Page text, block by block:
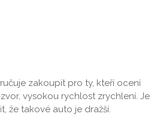
zakoupit pro ty, kteří ocení
vysokou rychlost zrychlení. Je
že takové auto je dražší.